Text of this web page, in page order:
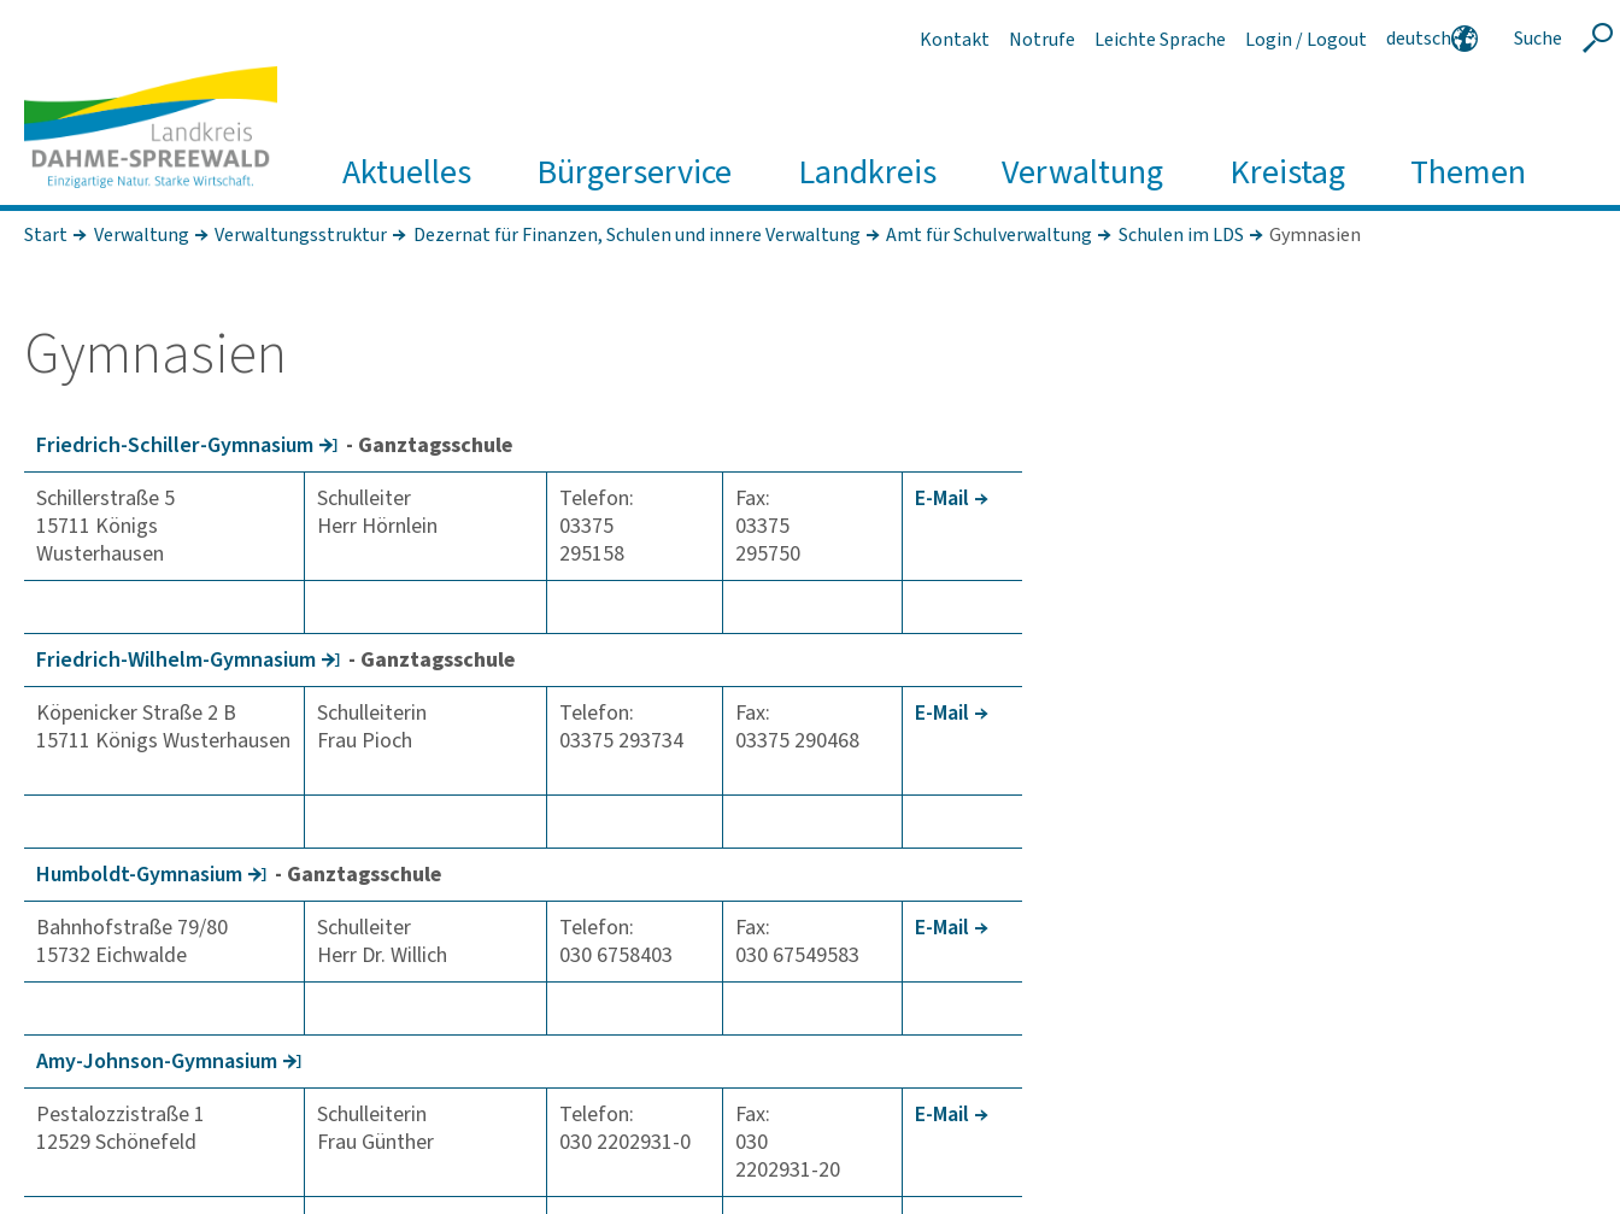
Kontakt Notrufe Leichte Sprache Login / Logout
deutsch
Suche
Aktuelles Bürgerservice Landkreis Verwaltung Kreistag Themen
Start Verwaltung Verwaltungsstruktur Dezernat für Finanzen, Schulen und innere Verwaltung Amt für Schulverwaltung Schulen im LDS Gymnasien
Gymna­sien
Fried­rich-Schiller-Gymna­sium
- Ganztagsschule
Schillerstraße 5
15711 Königs
Wusterhausen
Schulleiter
Herr Hörnlein
Telefon:
03375
295158
Fax:
03375
295750
E-Mail
Fried­rich-Wilhelm-Gymna­sium
- Ganztagsschule
Köpenicker Straße 2 B
15711 Königs Wusterhausen
Schulleiterin
Frau Pioch
Telefon:
03375 293734
Fax:
03375 290468
E-Mail
Humboldt-Gymna­sium
- Ganztagsschule
Bahnhofstraße 79/80
15732 Eichwalde
Schulleiter
Herr Dr. Willich
Telefon:
030 6758403
Fax:
030 67549583
E-Mail
Amy-Johnson-Gymna­sium
Pestalozzistraße 1
12529 Schönefeld
Schulleiterin
Frau Günther
Telefon:
030 2202931-0
Fax:
030
2202931-20
E-Mail